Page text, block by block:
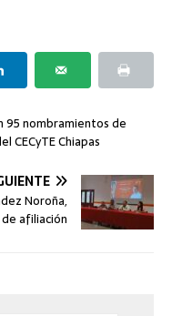
95 nombramientos de
CECyTE Chiapas
Noroña,
afiliación